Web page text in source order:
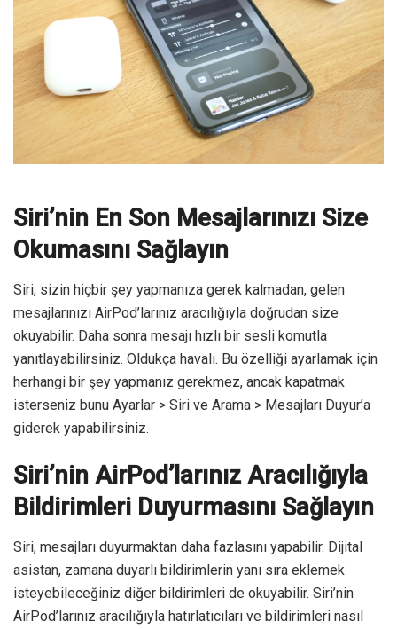
Siri’nin En Son Mesajlarınızı Size
Okumasını Sağlayın
Siri, sizin hiçbir şey yapmanıza gerek kalmadan, gelen
mesajlarınızı AirPod’larınız aracılığıyla doğrudan size
okuyabilir. Daha sonra mesajı hızlı bir sesli komutla
yanıtlayabilirsiniz. Oldukça havalı. Bu özelliği ayarlamak için
herhangi bir şey yapmanız gerekmez, ancak kapatmak
isterseniz bunu Ayarlar > Siri ve Arama > Mesajları Duyur’a
giderek yapabilirsiniz.
Siri’nin AirPod’larınız Aracılığıyla
Bildirimleri Duyurmasını Sağlayın
Siri, mesajları duyurmaktan daha fazlasını yapabilir. Dijital
asistan, zamana duyarlı bildirimlerin yanı sıra eklemek
isteyebileceğiniz diğer bildirimleri de okuyabilir. Siri’nin
AirPod’larınız aracılığıyla hatırlatıcıları ve bildirimleri nasıl